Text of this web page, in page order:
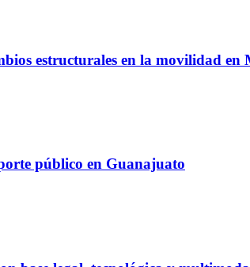
estructurales en la movilidad en
público en Guanajuato